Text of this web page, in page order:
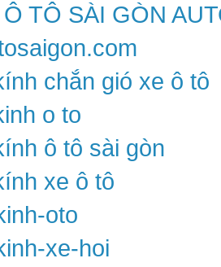
TÔ SÀI GÒN
chắn gió xe ô tô
o to
ô tô sài gòn
xe ô tô
oto
xe-hoi